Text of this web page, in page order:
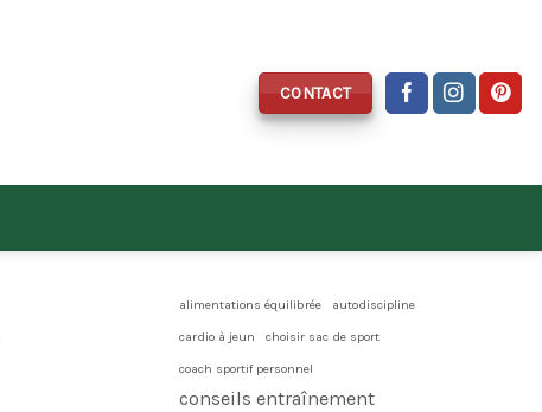
CONTACT
alimentations équilibrée autodiscipline
cardio à jeun choisir sac de sport
coach sportif personnel
conseils entraînement